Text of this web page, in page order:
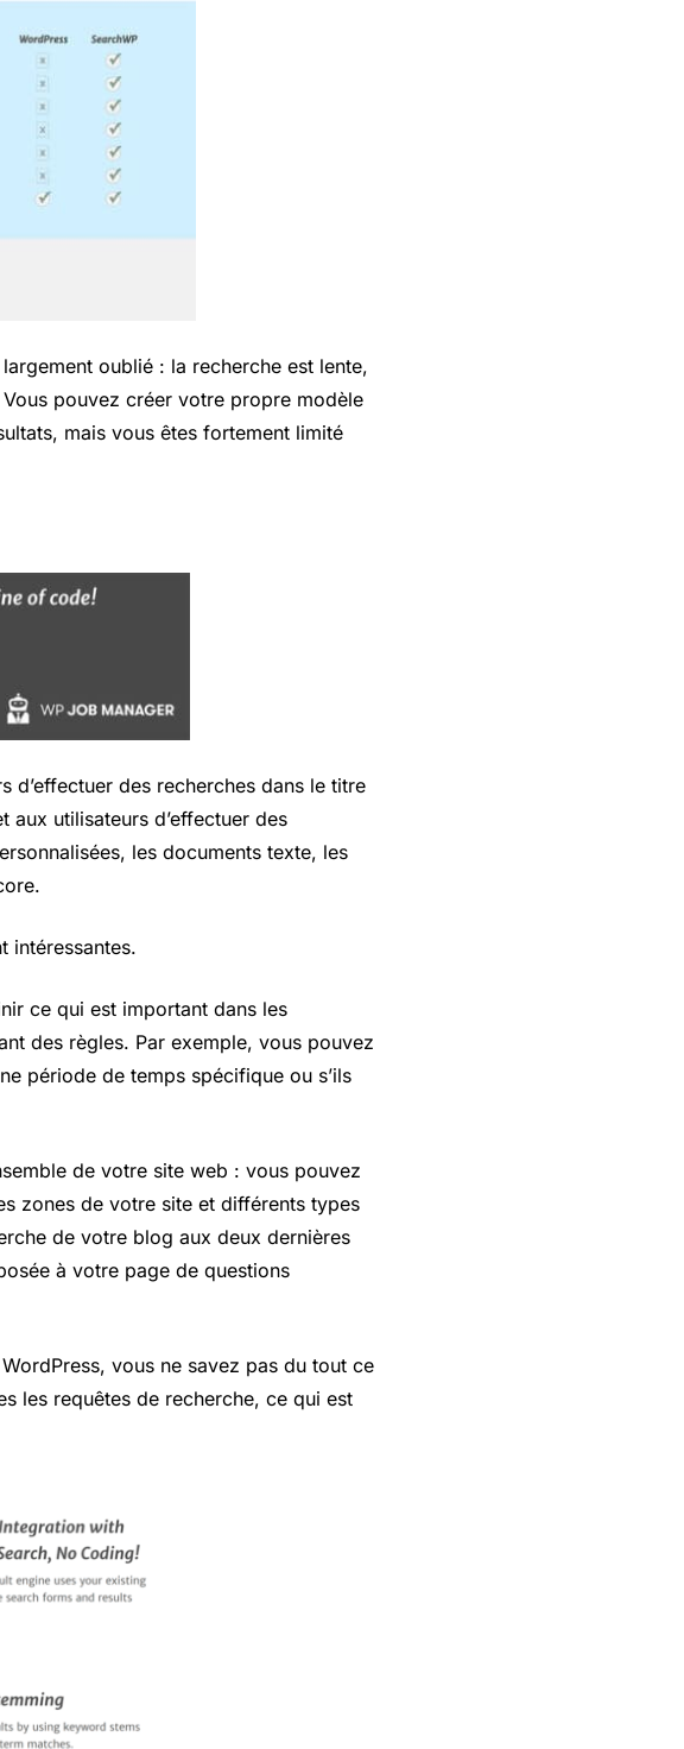
oublié : la recherche est lente,
pouvez créer votre propre modèle
mais vous êtes fortement limité
d’effectuer des recherches dans le titre
aux utilisateurs d’effectuer des
les documents texte, les
intéressantes.
ce qui est important dans les
des règles. Par exemple, vous pouvez
période de temps spécifique ou s’ils
de votre site web : vous pouvez
zones de votre site et différents types
de votre blog aux deux dernières
à votre page de questions
vous ne savez pas du tout ce
les requêtes de recherche, ce qui est